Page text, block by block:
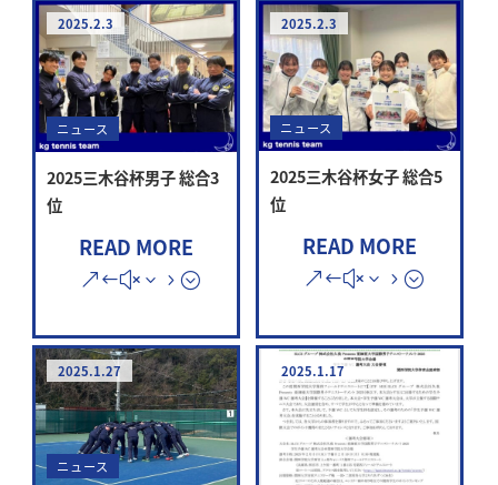
2025.2.3
ニュース
2025三木谷杯男子 総合3
位
READ MORE
2025.2.3
ニュース
2025三木谷杯女子 総合5
位
READ MORE
2025.1.27
ニュース
2025.1.17